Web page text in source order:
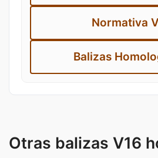
Normativa
Balizas
Otras balizas V16